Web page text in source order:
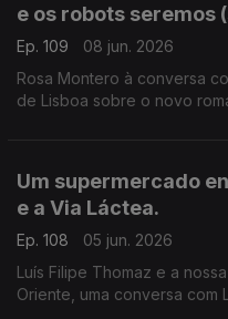
e os robots seremos
Ep. 109
08 jun. 2026
Rosa Montero à conversa
de Lisboa sobre o novo
Um supermercado
e a Via Láctea.
Ep. 108
05 jun. 2026
Luís Filipe Thomaz e a
Oriente, uma conversa com